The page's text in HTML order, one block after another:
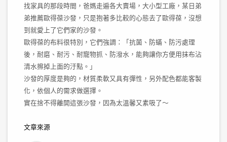
找家具的那段時間，爸媽走遍各大賣場，大小型工廠，某日弟
弟推薦歐得葆沙發，只是抱著多比較的心態去了歐得葆，沒想
到就愛上了它們家的沙發。
歐得葆的布料很特別，它們強調：「抗菌、防蟎、防污處理
後，耐磨、耐污、耐寵物抓、防潑水，能夠讓你方便用抹布沾
清水擦掉上面的汙點。」
沙發的厚度是夠的，材質柔軟又具有彈性，另外配色都能客製
化，依個人的需求做選擇。
實在捨不得離開這張沙發，因為太溫馨又素吸了～
文章來源